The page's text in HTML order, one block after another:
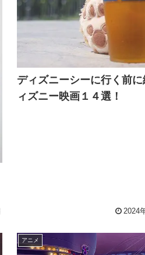
ディズニーシーに行く前
ィズニー映画１４選！
2024
アニメ